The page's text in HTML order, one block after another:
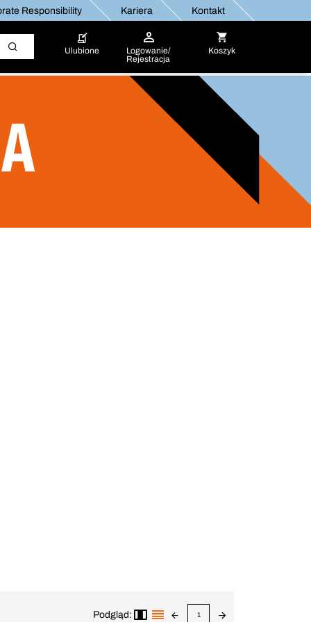
Responsibility Kariera Kontakt
Ulubione
Logowanie/
Rejestracja
Koszyk
Podgląd: 1